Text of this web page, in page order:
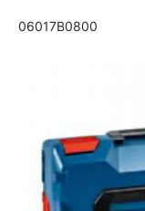
06017B0800